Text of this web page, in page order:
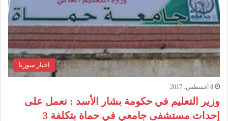
اخبار سوريا
8 أغسطس، 2017
وزير التعليم في حكومة بشار الأسد : نعمل على
إحداث مستشفى جامعي في حماة بتكلفة 3